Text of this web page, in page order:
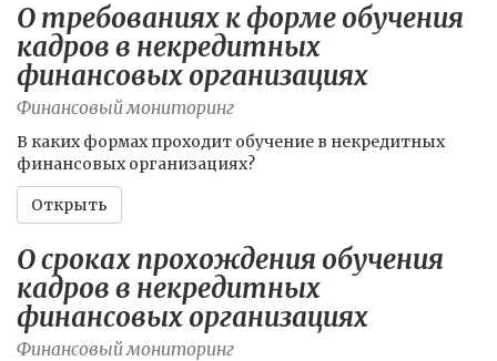
О требованиях к форме обучения
кадров в некредитных
финансовых организациях
Финансовый мониторинг
В каких формах проходит обучение в некредитных
финансовых организациях?
Открыть
О сроках прохождения обучения
кадров в некредитных
финансовых организациях
Финансовый мониторинг